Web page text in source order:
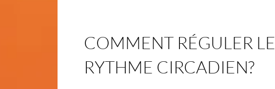
COMMENT RÉGULER LE
RYTHME CIRCADIEN?